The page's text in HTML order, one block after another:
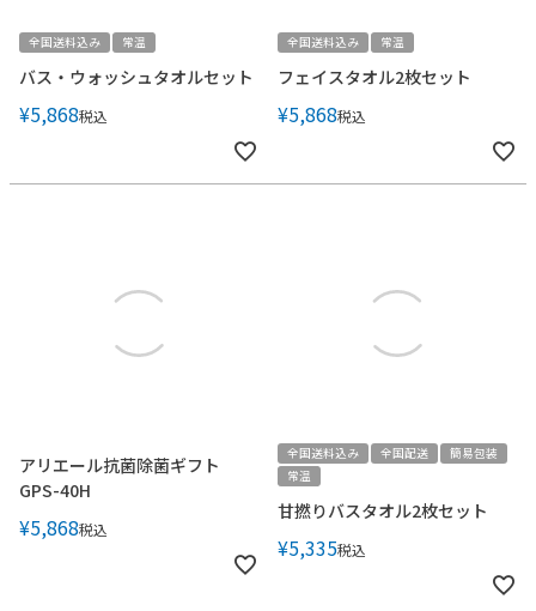
全国送料込み 常温
バス・ウォッシュタオルセット
¥5,868税込
全国送料込み 常温
フェイスタオル2枚セット
¥5,868税込
アリエール抗菌除菌ギフト
GPS-40H
¥5,868税込
全国送料込み 全国配送
簡易包装
常温
甘撚りバスタオル2枚セット
¥5,335税込